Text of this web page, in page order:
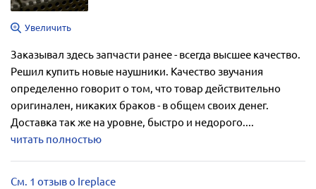
Увеличить
Заказывал здесь запчасти ранее - всегда высшее качество.
Решил купить новые наушники. Качество звучания
определенно говорит о том, что товар действительно
оригинален, никаких браков - в общем своих денег.
Доставка так же на уровне, быстро и недорого....
читать полностью
См. 1 отзыв о Ireplace